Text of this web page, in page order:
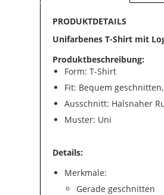
PRODUKTDETAILS
Unifarbenes T-Shirt mit
Produktbeschreibung:
Form: T-Shirt
Fit: Bequem
Ausschnitt: Halsnaher
Muster: Uni
Details:
Merkmale:
Gerade geschnitten